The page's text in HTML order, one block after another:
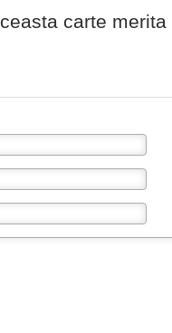
carte